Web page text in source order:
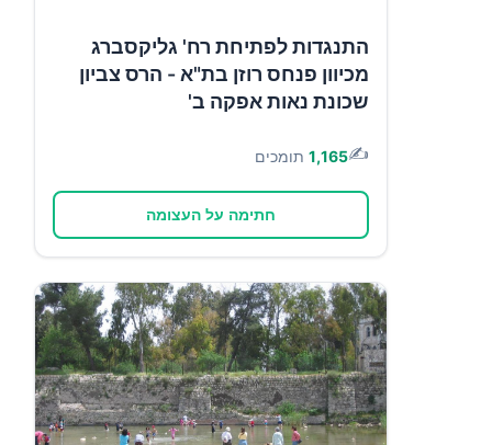
התנגדות לפתיחת רח' גליקסברג
מכיוון פנחס רוזן בת"א - הרס צביון
שכונת נאות אפקה ב'
✍️
1,165 תומכים
חתימה על העצומה